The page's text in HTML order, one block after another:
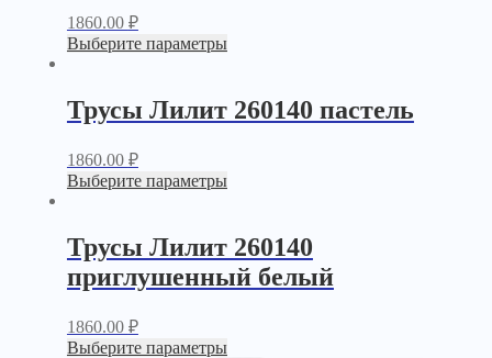
1860.00 ₽
Выберите параметры
Трусы Лилит 260140 пастель
1860.00 ₽
Выберите параметры
Трусы Лилит 260140
приглушенный белый
1860.00 ₽
Выберите параметры